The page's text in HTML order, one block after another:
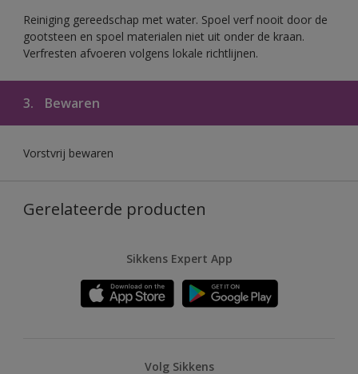
Reiniging gereedschap met water. Spoel verf nooit door de
gootsteen en spoel materialen niet uit onder de kraan.
Verfresten afvoeren volgens lokale richtlijnen.
3. Bewaren
Vorstvrij bewaren
Gerelateerde producten
Sikkens Expert App
Volg Sikkens